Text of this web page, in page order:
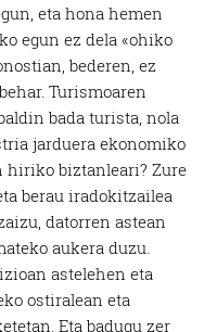
eta hona hemen
egun ez dela «ohiko
bederen, ez
Turismoaren
bada turista, nola
jarduera ekonomiko
hiriko biztanleari? Zure
berau iradokitzailea
datorren astean
aukera duzu.
astelehen eta
ostiralean eta
Eta badugu zer